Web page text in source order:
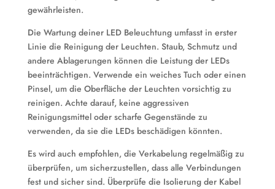
gewährleisten.
Die Wartung deiner LED Beleuchtung umfasst in erster
Linie die Reinigung der Leuchten. Staub, Schmutz und
andere Ablagerungen können die Leistung der LEDs
beeinträchtigen. Verwende ein weiches Tuch oder einen
Pinsel, um die Oberfläche der Leuchten vorsichtig zu
reinigen. Achte darauf, keine aggressiven
Reinigungsmittel oder scharfe Gegenstände zu
verwenden, da sie die LEDs beschädigen könnten.
Es wird auch empfohlen, die Verkabelung regelmäßig zu
überprüfen, um sicherzustellen, dass alle Verbindungen
fest und sicher sind. Überprüfe die Isolierung der Kabel